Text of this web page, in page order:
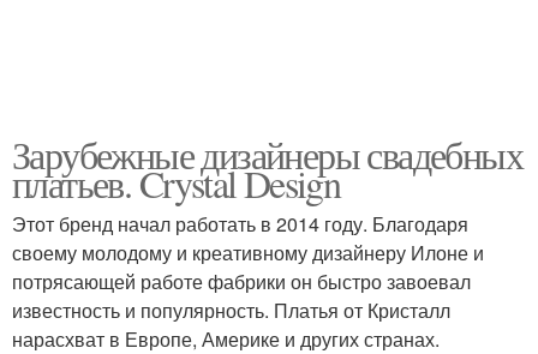
Зарубежные дизайнеры свадебных
платьев. Crystal Design
Этот бренд начал работать в 2014 году. Благодаря
своему молодому и креативному дизайнеру Илоне и
потрясающей работе фабрики он быстро завоевал
известность и популярность. Платья от Кристалл
нарасхват в Европе, Америке и других странах.